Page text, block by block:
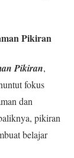
Pikiran
Pikiran,
fokus
dan
pikiran
belajar